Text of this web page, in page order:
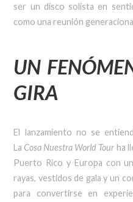
ser un disco solista en
como una reunión
UN
GIRA
El lanzamiento no se
La Cosa Nuestra World Tour ha
Puerto Rico y Europa con
rayas, vestidos de gala y un
para convertirse en